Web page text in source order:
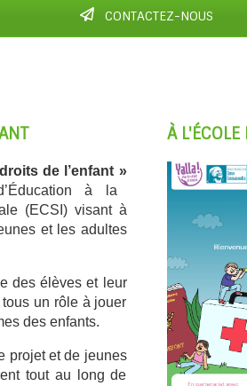
CONTACTEZ-NOUS
de l’enfant »
à la
(ECSI) visant à
et les adultes
des élèves et leur
un rôle à jouer
des enfants.
projet et de jeunes
tout au long de
À L'ÉCOLE